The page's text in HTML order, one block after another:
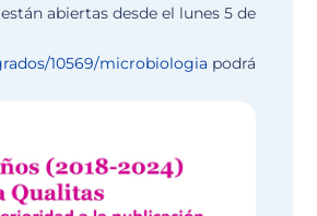
abiertas desde el lunes 5 de
10569/microbiologia podrá